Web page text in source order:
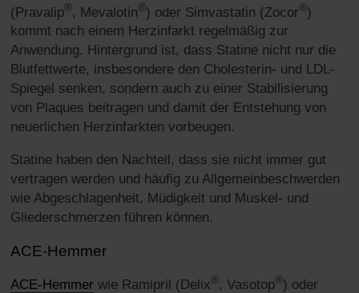
(Pravalip®, Mevalotin®) oder Simvastatin (Zocor®)
kommt nach einem Herzinfarkt regelmäßig zur
Anwendung. Hintergrund ist, dass Statine nicht nur die
Blutfettwerte, insbesondere den Cholesterin- und LDL-
Spiegel senken, sondern auch zu einer Stabilisierung
von Plaques beitragen und damit der Entstehung von
neuerlichen Herzinfarkten vorbeugen.
Statine haben den Nachteil, dass sie nicht immer gut
vertragen werden und häufig zu Allgemeinbeschwerden
wie Abgeschlagenheit, Müdigkeit und Muskel- und
Gliederschmerzen führen können.
ACE-Hemmer
ACE-Hemmer wie Ramipril (Delix®, Vasotop®) oder